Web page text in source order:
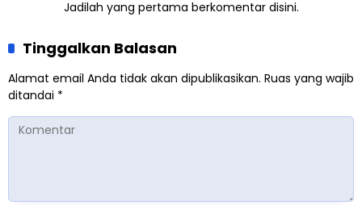
Jadilah yang pertama berkomentar disini.
Tinggalkan Balasan
Alamat email Anda tidak akan dipublikasikan. Ruas yang wajib
ditandai *